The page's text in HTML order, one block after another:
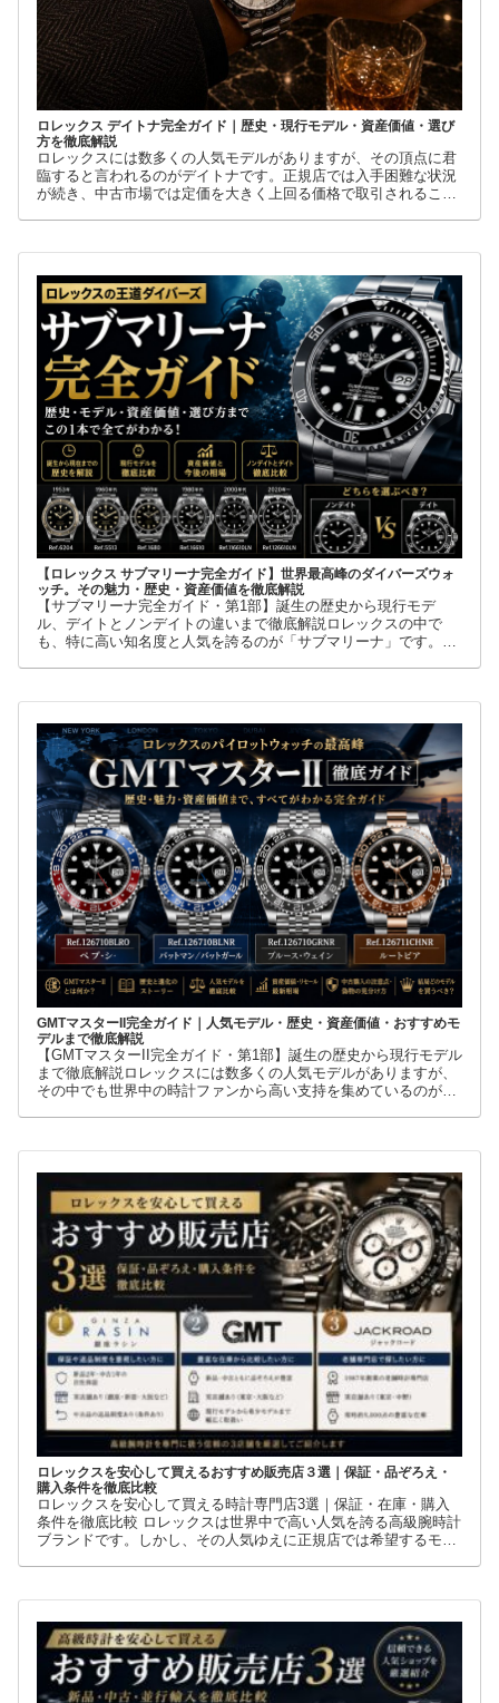
ロレックス デイトナ完全ガイド｜歴史・現行モデル・資産価値・選び
方を徹底解説
ロレックスには数多くの人気モデルがありますが、その頂点に君
臨すると言われるのがデイトナです。正規店では入手困難な状況
が続き、中古市場では定価を大きく上回る価格で取引されること
【ロレックス サブマリーナ完全ガイド】世界最高峰のダイバーズウォ
ッチ。その魅力・歴史・資産価値を徹底解説
【サブマリーナ完全ガイド・第1部】誕生の歴史から現行モデ
ル、デイトとノンデイトの違いまで徹底解説ロレックスの中で
も、特に高い知名度と人気を誇るのが「サブマリーナ」です。高
GMTマスターII完全ガイド｜人気モデル・歴史・資産価値・おすすめモ
デルまで徹底解説
【GMTマスターII完全ガイド・第1部】誕生の歴史から現行モデル
まで徹底解説ロレックスには数多くの人気モデルがありますが、
その中でも世界中の時計ファンから高い支持を集めているのが
ロレックスを安心して買えるおすすめ販売店３選｜保証・品ぞろえ・
購入条件を徹底比較
ロレックスを安心して買える時計専門店3選｜保証・在庫・購入
条件を徹底比較 ロレックスは世界中で高い人気を誇る高級腕時計
ブランドです。しかし、その人気ゆえに正規店では希望するモデ